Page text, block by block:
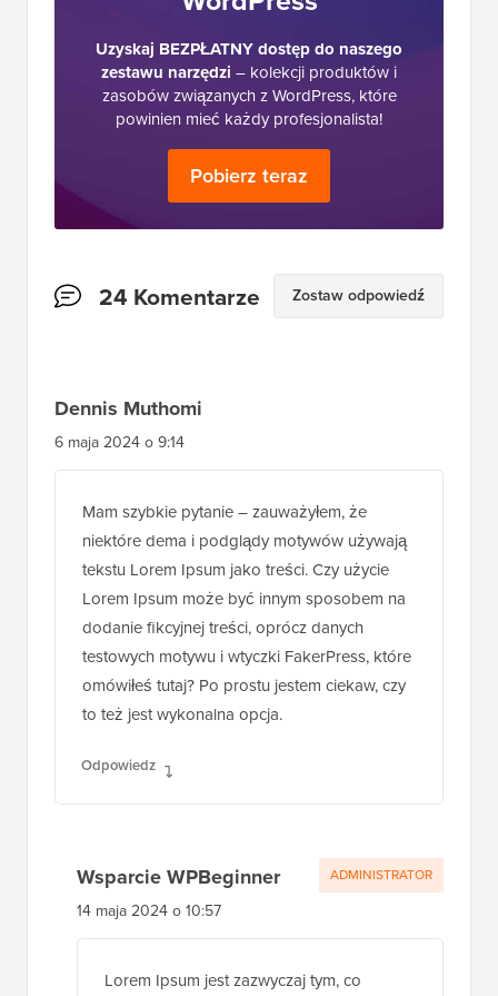
Uzyskaj BEZPŁATNY dostęp do naszego
zestawu narzędzi – kolekcji produktów i
zasobów związanych z WordPress, które
powinien mieć każdy profesjonalista!
Pobierz teraz
Interakcje
24 Komentarze Zostaw odpowiedź
Dennis Muthomi
6 maja 2024 o 9:14
Mam szybkie pytanie – zauważyłem, że
niektóre dema i podglądy motywów używają
tekstu Lorem Ipsum jako treści. Czy użycie
Lorem Ipsum może być innym sposobem na
dodanie fikcyjnej treści, oprócz danych
testowych motywu i wtyczki FakerPress, które
omówiłeś tutaj? Po prostu jestem ciekaw, czy
to też jest wykonalna opcja.
Odpowiedz
Wsparcie WPBeginner
14 maja 2024 o 10:57
Lorem Ipsum jest zazwyczaj tym, co
ADMINISTRATOR